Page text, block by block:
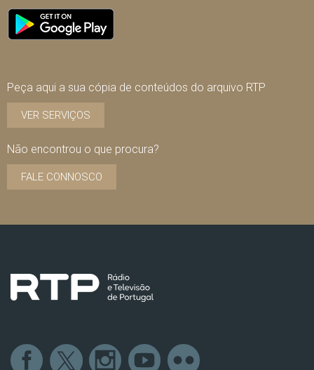
Peça aqui a sua cópia de conteúdos do arquivo RTP
VER SERVIÇOS
Não encontrou o que procura?
FALE CONNOSCO